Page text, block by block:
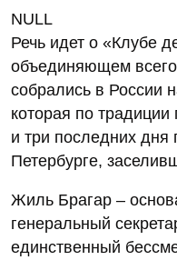
NULL
Речь идет о
объединяющем всего
собрались в России
которая по традиции
и три последних дня
Петербурге,
Жиль Брагар –
генеральный
единственный